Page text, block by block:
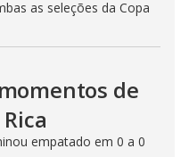
as seleções da Copa
de
empatado em 0 a 0